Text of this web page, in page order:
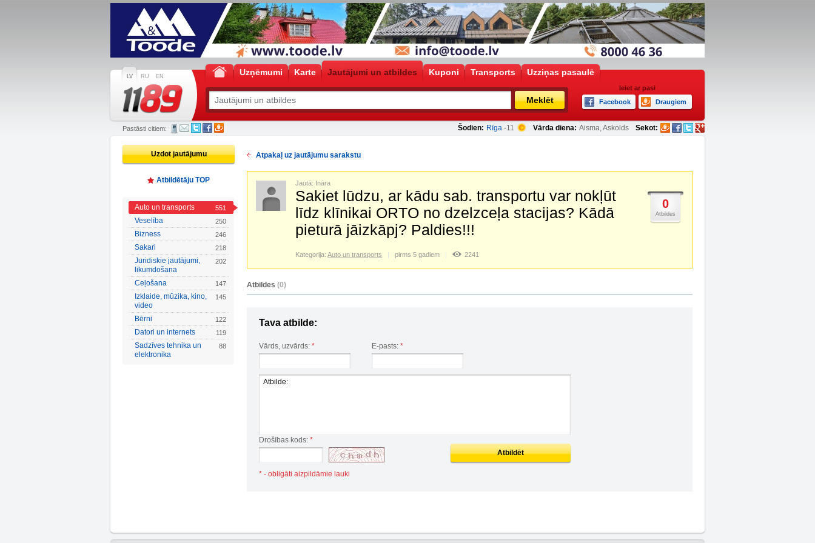
LV RU EN Uzņēmumi Karte Jautājumi un atbildes Kuponi Transports Uzziņas pasaulē
Meklēt
Ieiet ar pasi
Facebook
Draugiem
Šodien: Rīga -11 Vārda diena: Aisma, Askolds Sekot:
Pastāsti citiem:
Uzdot jautājumu
Atbildētāju TOP
Auto un transports 551
Veselība 250
Bizness 246
Sakari 218
Juridiskie jautājumi,
likumdošana
202
Ceļošana 147
Izklaide, mūzika, kino,
video
145
Bērni 122
Datori un internets 119
Sadzīves tehnika un
elektronika
88
Atpakaļ uz jautājumu sarakstu
0
Atbildes
Jautā: Ināra
Sakiet lūdzu, ar kādu sab. transportu var nokļūt
līdz klīnikai ORTO no dzelzceļa stacijas? Kādā
pieturā jāizkāpj? Paldies!!!
Kategorija: Auto un transports pirms 5 gadiem 2241
Atbildes (0)
Tava atbilde:
Vārds, uzvārds: * E-pasts: *
Drošības kods: *
Atbildēt
* - obligāti aizpildāmie lauki